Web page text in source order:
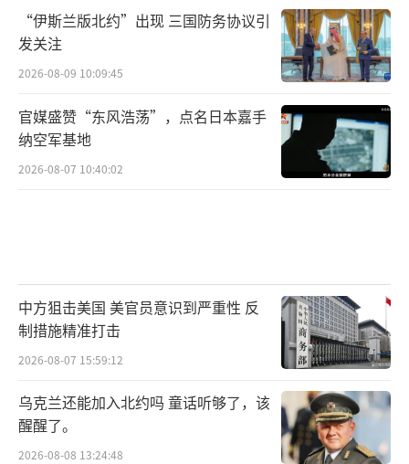
“伊斯兰版北约”出现 三国防务协议引
发关注
2026-08-09 10:09:45
官媒盛赞“东风浩荡”，点名日本嘉手
纳空军基地
2026-08-07 10:40:02
中方狙击美国 美官员意识到严重性 反
制措施精准打击
2026-08-07 15:59:12
乌克兰还能加入北约吗 童话听够了，该
醒醒了。
2026-08-08 13:24:48